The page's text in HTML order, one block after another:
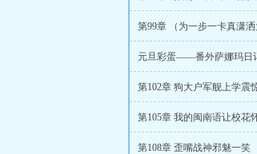
第99章 （为一步一卡真潇
元旦彩蛋——番外萨娜玛日
第102章 狗大户军舰上学震
第105章 我的闽南语让校花
第108章 歪嘴战神邪魅一笑